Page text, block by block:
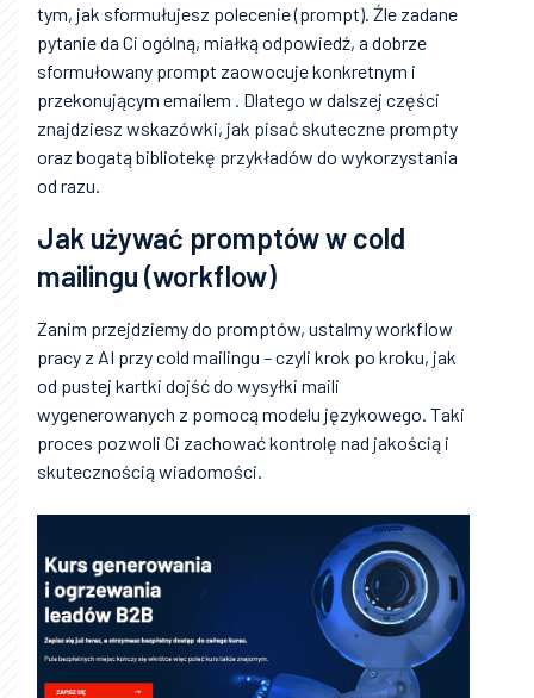
tym, jak sformułujesz polecenie (prompt). Źle zadane
pytanie da Ci ogólną, miałką odpowiedź, a dobrze
sformułowany prompt zaowocuje konkretnym i
przekonującym emailem . Dlatego w dalszej części
znajdziesz wskazówki, jak pisać skuteczne prompty
oraz bogatą bibliotekę przykładów do wykorzystania
od razu.
Jak używać promptów w cold
mailingu (workflow)
Zanim przejdziemy do promptów, ustalmy workflow
pracy z AI przy cold mailingu – czyli krok po kroku, jak
od pustej kartki dojść do wysyłki maili
wygenerowanych z pomocą modelu językowego. Taki
proces pozwoli Ci zachować kontrolę nad jakością i
skutecznością wiadomości.